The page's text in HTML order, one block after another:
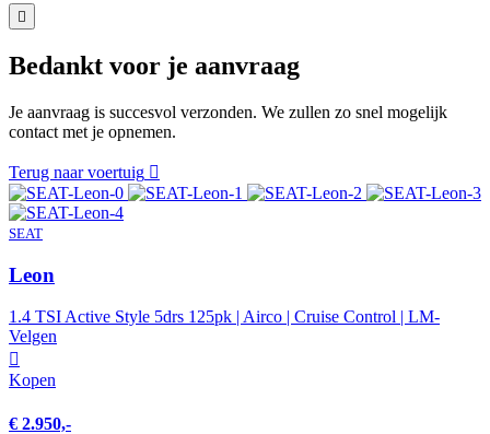
Bedankt voor je aanvraag
Je aanvraag is succesvol verzonden. We zullen zo snel mogelijk
contact met je opnemen.
Terug naar voertuig
SEAT
Leon
1.4 TSI Active Style 5drs 125pk | Airco | Cruise Control | LM-
Velgen
Kopen
€ 2.950,-